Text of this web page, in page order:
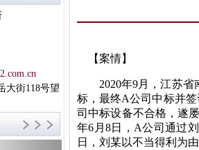
街118号望
【案情】
2020年9月，江苏省
标，最终A公司中标并
司中标设备不合格，遂
年6月8日，A公司通过
日，刘某以不当得利为